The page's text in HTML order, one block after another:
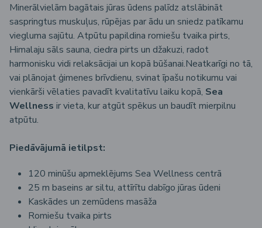
Minerālvielām bagātais jūras ūdens palīdz atslābināt
saspringtus muskuļus, rūpējas par ādu un sniedz patīkamu
viegluma sajūtu. Atpūtu papildina romiešu tvaika pirts,
Himalaju sāls sauna, ciedra pirts un džakuzi, radot
harmonisku vidi relaksācijai un kopā būšanai.Neatkarīgi no tā,
vai plānojat ģimenes brīvdienu, svinat īpašu notikumu vai
vienkārši vēlaties pavadīt kvalitatīvu laiku kopā, Sea
Wellness ir vieta, kur atgūt spēkus un baudīt mierpilnu
atpūtu.
Piedāvājumā ietilpst:
120 minūšu apmeklējums Sea Wellness centrā
25 m baseins ar siltu, attīrītu dabīgo jūras ūdeni
Kaskādes un zemūdens masāža
Romiešu tvaika pirts